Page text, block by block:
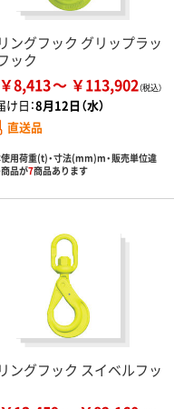
ングフック グリップラッ
ック
￥8,413 ￥113,902
け日：8月12日（水）
直送品
用荷重(t)・寸法(mm)m・販売単位違
品が7商品あります
ングフック スイベルフッ